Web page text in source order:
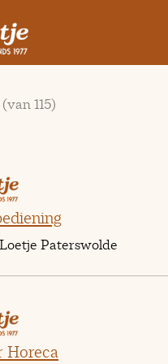
(van 115)
Loetje Paterswolde
Horeca